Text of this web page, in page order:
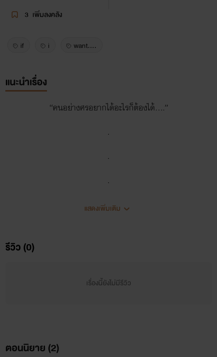
3 เพิ่มลงคลัง
if i want....
แนะนำเรื่อง
“คนอย่างศรอยากได้อะไรก็ต้องได้….”
.
.
.
.
แสดงเพิ่มเติม
รีวิว (0)
เรื่องนี้ยังไม่มีรีวิว
ตอนนิยาย (2)